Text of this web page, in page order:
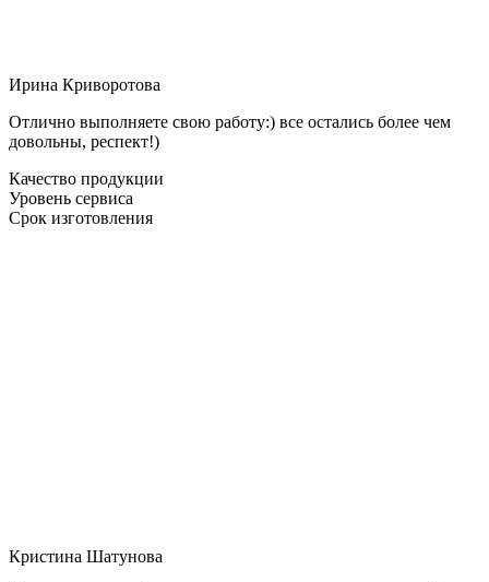
Ирина Криворотова
Отлично выполняете свою работу:) все остались более чем
довольны, респект!)
Качество продукции
Уровень сервиса
Срок изготовления
Кристина Шатунова